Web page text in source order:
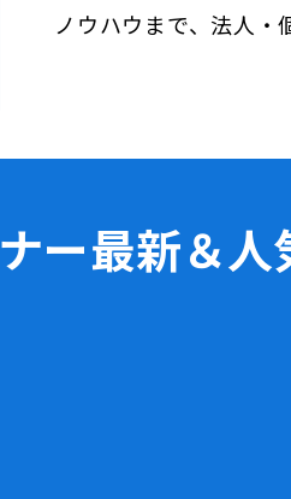
ノウハウまで、法人
ー最新＆